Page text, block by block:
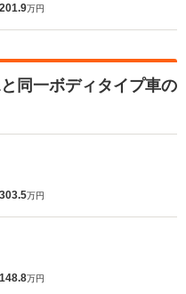
201.9万円
同一ボディタイプ車の
303.5万円
148.8万円